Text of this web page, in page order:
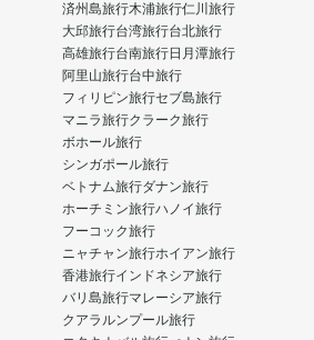
済州島旅行木浦旅行仁川旅行
大邱旅行台湾旅行台北旅行
高雄旅行台南旅行日月潭旅行
阿里山旅行台中旅行
フィリピン旅行セブ島旅行
マニラ旅行クラーク旅行
ボホール旅行
シンガポール旅行
ベトナム旅行ダナン旅行
ホーチミン旅行ハノイ旅行
フーコック旅行
ニャチャン旅行ホイアン旅行
香港旅行インドネシア旅行
バリ島旅行マレーシア旅行
クアラルンプール旅行